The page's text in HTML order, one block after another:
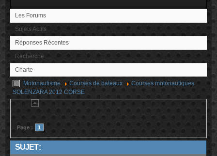
Les Forums
Sujets Actifs
Réponses Récentes
Recherche
Charte
Motonautisme
Courses de bateaux
Courses motonautiques
SOLENZARA 2012 CORSE
Page : 1
SUJET :